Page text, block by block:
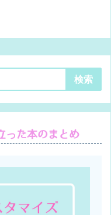
った本のまとめ